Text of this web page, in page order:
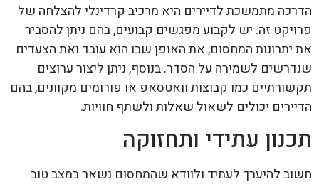
הדרכה מתמשכת לדיירים היא מרכיב קרדינלי להצלחה של
פרויקט זה. יש לקבוע מפגשים קבועים, בהם ניתן להסביר
את יתרונות המחסום, את האופן שבו הוא עובד ואת הצעדים
שנדרשים לשמירה על הסדר. בנוסף, ניתן ליצור ערוצים
תקשורתיים כמו קבוצות וואטסאפ או פורומים מקוונים, בהם
הדיירים יכולים לשאול שאלות ולשתף חוויות.
תכנון עתידי ותחזוקה
חשוב להיערך לעתיד ולוודא שהמחסום נשאר במצב טוב